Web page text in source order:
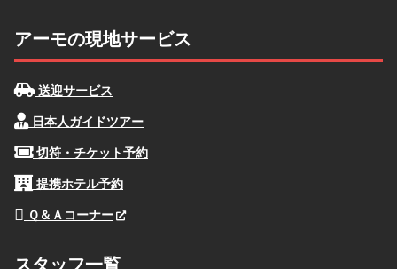
アーモの現地サービス
送迎サービス
日本人ガイドツアー
切符・チケット予約
提携ホテル予約
Ｑ＆Ａコーナー
スタッフ一覧